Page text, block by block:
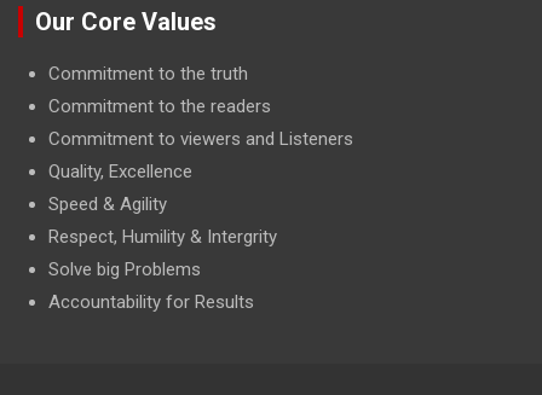
Our Core Values
Commitment to the truth
Commitment to the readers
Commitment to viewers and Listeners
Quality, Excellence
Speed & Agility
Respect, Humility & Intergrity
Solve big Problems
Accountability for Results